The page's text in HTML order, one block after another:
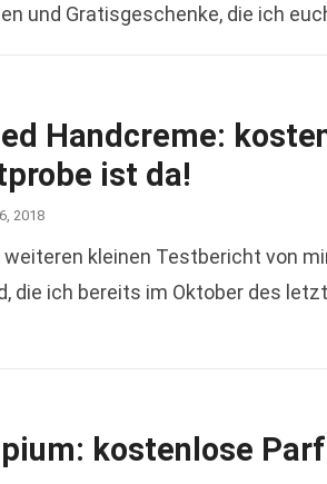
und Gratisgeschenke, die ich
Handcreme:
ist da!
2018
kleinen Testbericht von
die ich bereits im Oktober des
kostenlose